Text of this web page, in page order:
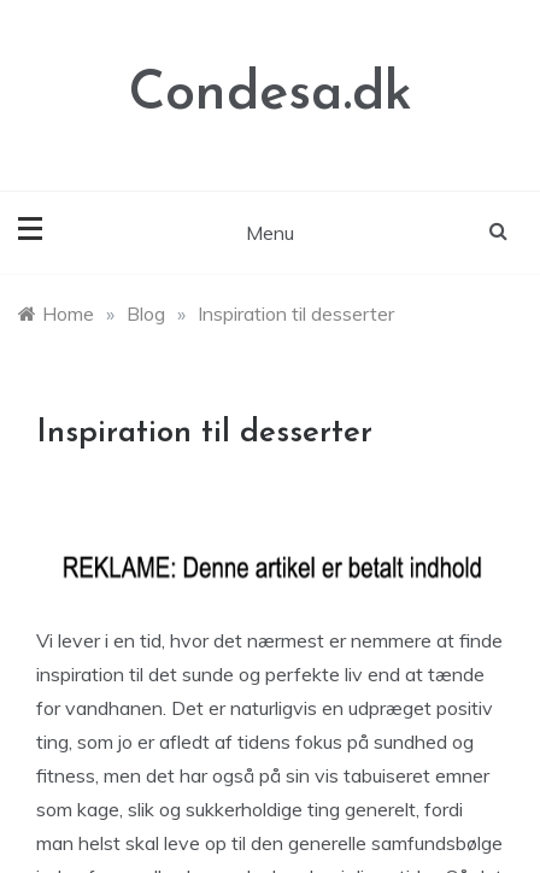
Condesa.dk
Menu
Home » Blog » Inspiration til desserter
Inspiration til desserter
Vi lever i en tid, hvor det nærmest er nemmere at finde
inspiration til det sunde og perfekte liv end at tænde
for vandhanen. Det er naturligvis en udpræget positiv
ting, som jo er afledt af tidens fokus på sundhed og
fitness, men det har også på sin vis tabuiseret emner
som kage, slik og sukkerholdige ting generelt, fordi
man helst skal leve op til den generelle samfundsbølge